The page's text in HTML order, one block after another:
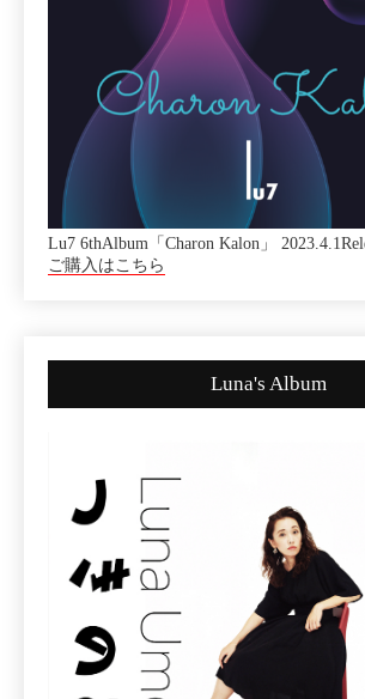
Lu7 6thAlbum「Charon Kalon」
ご購入はこちら
Luna's Album